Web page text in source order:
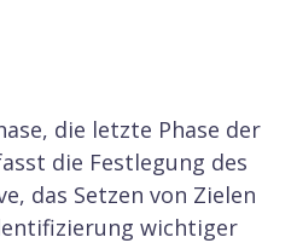
die letzte Phase der
die Festlegung des
das Setzen von Zielen
wichtiger